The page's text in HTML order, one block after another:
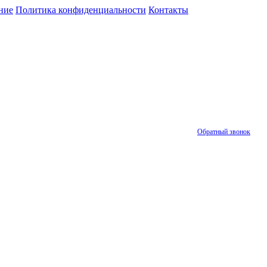
Политика конфиденциальности Контакты
Обратный звонок